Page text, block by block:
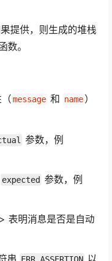
提供，则生成的堆栈
数。
message 和 name）
参数，例
expected 参数，例
表明消息是否是自动